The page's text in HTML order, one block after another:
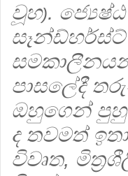
වූහ).
පාසලේදී
ඔහුගෙන්
ද තවමත්
විවෘත,